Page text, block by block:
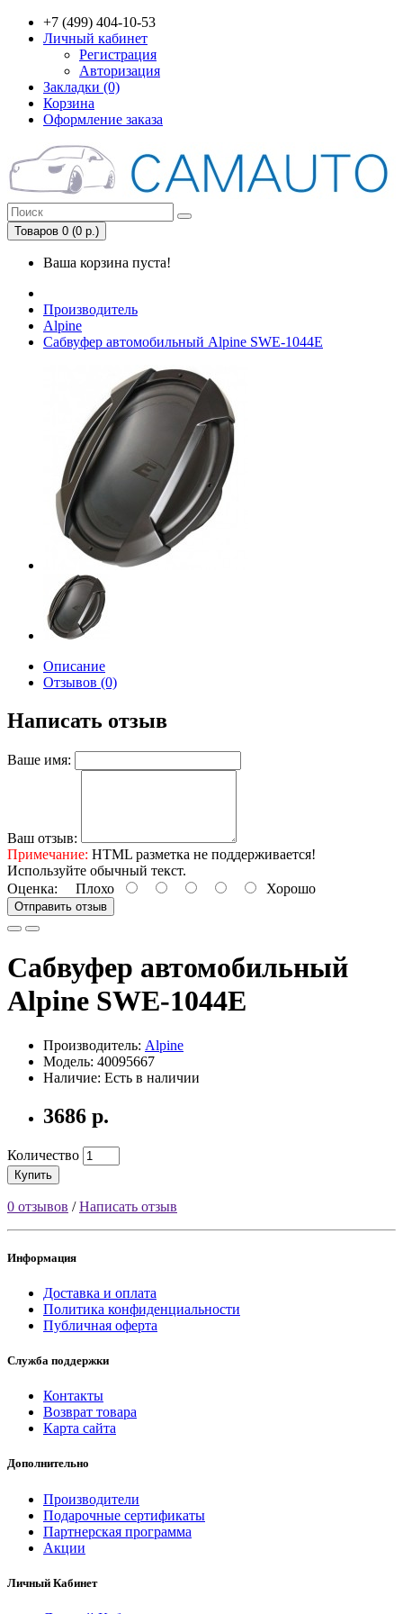
+7 (499) 404-10-53
Личный кабинет
Регистрация
Авторизация
Закладки (0)
Корзина
Оформление заказа
Товаров 0 (0 р.)
Ваша корзина пуста!
Производитель
Alpine
Сабвуфер автомобильный Alpine SWE-1044E
Описание
Отзывов (0)
Написать отзыв
Ваше имя:
Ваш отзыв:
Примечание: HTML разметка не поддерживается!
Используйте обычный текст.
Оценка: Плохо Хорошо
Отправить отзыв
Сабвуфер автомобильный
Alpine SWE-1044E
Производитель: Alpine
Модель: 40095667
Наличие: Есть в наличии
3686 р.
Количество
Купить
0 отзывов /Написать отзыв
Информация
Доставка и оплата
Политика конфиденциальности
Публичная оферта
Служба поддержки
Контакты
Возврат товара
Карта сайта
Дополнительно
Производители
Подарочные сертификаты
Партнерская программа
Акции
Личный Кабинет